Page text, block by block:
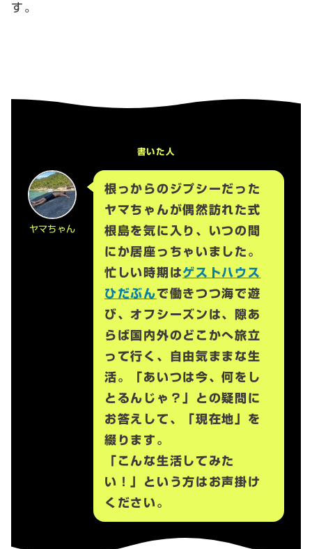
す。
書いた人
ヤマちゃん
根っからのジプシーだった
ヤマちゃんが偶然訪れた式
根島を気に入り、いつの間
にか居座っちゃいました。
忙しい時期はゲストハウス
ひだぶんで働きつつ海で遊
び、オフシーズンは、隙あ
らば国内外のどこかへ旅立
って行く、自由気ままな生
活。「あいつは今、何をし
とるんじゃ？」との疑問に
お答えして、「現在地」を
綴ります。
「こんな生活してみた
い！」という方はお声掛け
ください。